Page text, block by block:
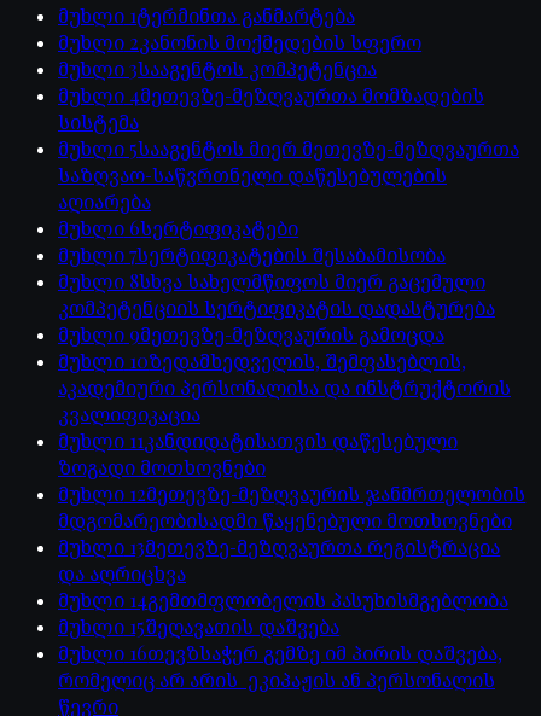
მუხლი 1ტერმინთა განმარტება
მუხლი 2კანონის მოქმედების სფერო
მუხლი3სააგენტოს კომპეტენცია
მუხლი 4მეთევზე-მეზღვაურთა მომზადების
სისტემა
მუხლი 5სააგენტოს მიერ მეთევზე-მეზღვაურთა
საზღვაო-საწვრთნელი დაწესებულების
აღიარება
მუხლი 6სერტიფიკატები
მუხლი7სერტიფიკატების შესაბამისობა
მუხლი 8სხვა სახელმწიფოს მიერ გაცემული
კომპეტენციის სერტიფიკატის დადასტურება
მუხლი 9მეთევზე-მეზღვაურის გამოცდა
მუხლი 10ზედამხედველის, შემფასებლის,
აკადემიური პერსონალისა და ინსტრუქტორის
კვალიფიკაცია
მუხლი 11კანდიდატისათვის დაწესებული
ზოგადი მოთხოვნები
მუხლი 12მეთევზე-მეზღვაურის ჯანმრთელობის
მდგომარეობისადმი წაყენებული მოთხოვნები
მუხლი 13მეთევზე-მეზღვაურთა რეგისტრაცია
და აღრიცხვა
მუხლი 14გემთმფლობელის პასუხისმგებლობა
მუხლი 15შეღავათის დაშვება
მუხლი 16თევზსაჭერ გემზე იმ პირის დაშვება,
რომელიც არ არის ეკიპაჟის ან პერსონალის
წევრი